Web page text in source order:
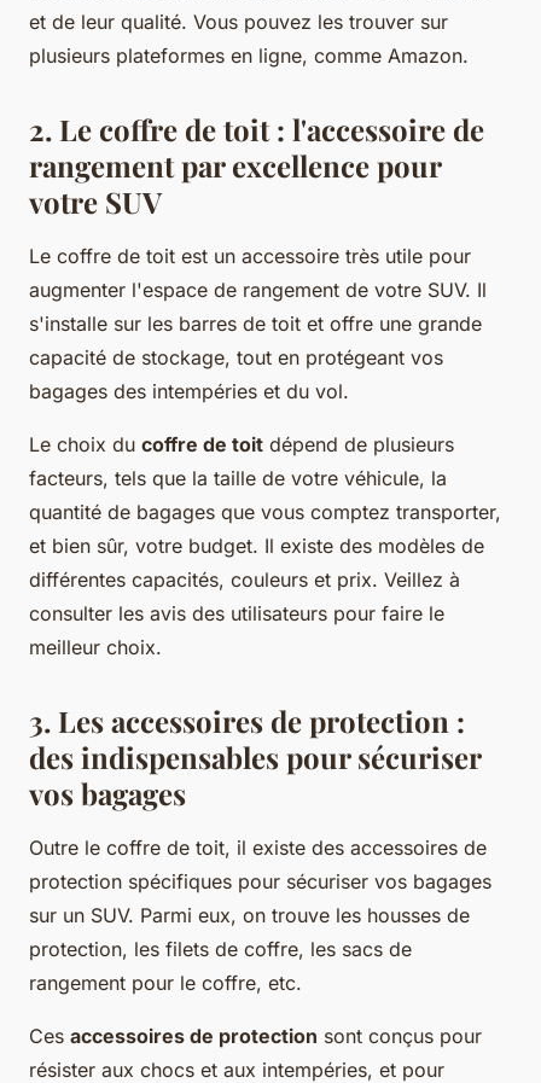
et de leur qualité. Vous pouvez les trouver sur
plusieurs plateformes en ligne, comme Amazon.
2. Le coffre de toit : l'accessoire de
rangement par excellence pour
votre SUV
Le coffre de toit est un accessoire très utile pour
augmenter l'espace de rangement de votre SUV. Il
s'installe sur les barres de toit et offre une grande
capacité de stockage, tout en protégeant vos
bagages des intempéries et du vol.
Le choix du coffre de toit dépend de plusieurs
facteurs, tels que la taille de votre véhicule, la
quantité de bagages que vous comptez transporter,
et bien sûr, votre budget. Il existe des modèles de
différentes capacités, couleurs et prix. Veillez à
consulter les avis des utilisateurs pour faire le
meilleur choix.
3. Les accessoires de protection :
des indispensables pour sécuriser
vos bagages
Outre le coffre de toit, il existe des accessoires de
protection spécifiques pour sécuriser vos bagages
sur un SUV. Parmi eux, on trouve les housses de
protection, les filets de coffre, les sacs de
rangement pour le coffre, etc.
Ces accessoires de protection sont conçus pour
résister aux chocs et aux intempéries, et pour